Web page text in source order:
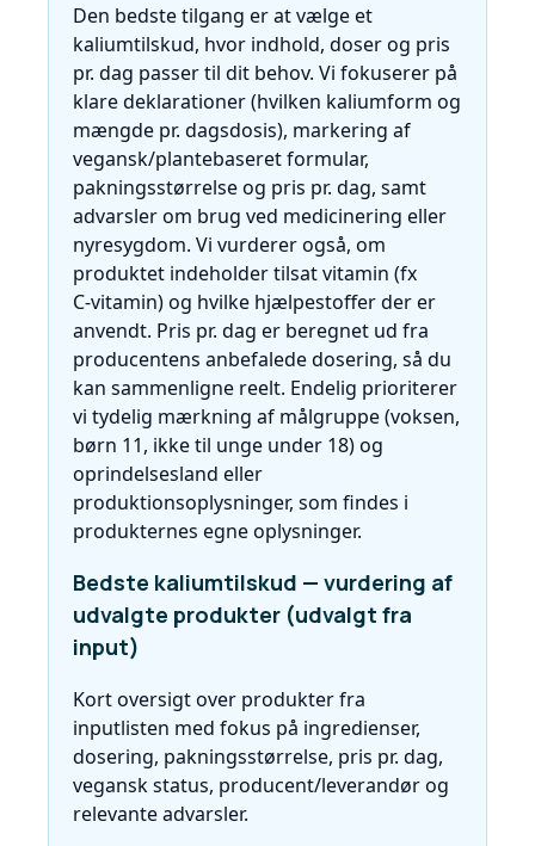
Den bedste tilgang er at vælge et
kaliumtilskud, hvor indhold, doser og pris
pr. dag passer til dit behov. Vi fokuserer på
klare deklarationer (hvilken kaliumform og
mængde pr. dagsdosis), markering af
vegansk/plantebaseret formular,
pakningsstørrelse og pris pr. dag, samt
advarsler om brug ved medicinering eller
nyresygdom. Vi vurderer også, om
produktet indeholder tilsat vitamin (fx
C‑vitamin) og hvilke hjælpestoffer der er
anvendt. Pris pr. dag er beregnet ud fra
producentens anbefalede dosering, så du
kan sammenligne reelt. Endelig prioriterer
vi tydelig mærkning af målgruppe (voksen,
børn 11, ikke til unge under 18) og
oprindelsesland eller
produktionsoplysninger, som findes i
produkternes egne oplysninger.
Bedste kaliumtilskud — vurdering af
udvalgte produkter (udvalgt fra
input)
Kort oversigt over produkter fra
inputlisten med fokus på ingredienser,
dosering, pakningsstørrelse, pris pr. dag,
vegansk status, producent/leverandør og
relevante advarsler.